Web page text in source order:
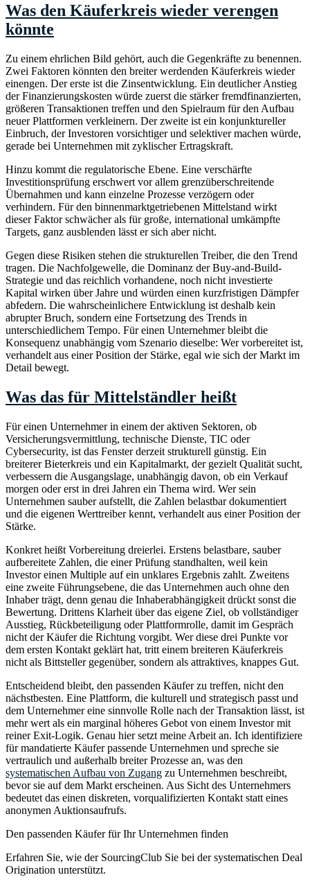
Was den Käuferkreis wieder verengen
könnte
Zu einem ehrlichen Bild gehört, auch die Gegenkräfte zu benennen.
Zwei Faktoren könnten den breiter werdenden Käuferkreis wieder
einengen. Der erste ist die Zinsentwicklung. Ein deutlicher Anstieg
der Finanzierungskosten würde zuerst die stärker fremdfinanzierten,
größeren Transaktionen treffen und den Spielraum für den Aufbau
neuer Plattformen verkleinern. Der zweite ist ein konjunktureller
Einbruch, der Investoren vorsichtiger und selektiver machen würde,
gerade bei Unternehmen mit zyklischer Ertragskraft.
Hinzu kommt die regulatorische Ebene. Eine verschärfte
Investitionsprüfung erschwert vor allem grenzüberschreitende
Übernahmen und kann einzelne Prozesse verzögern oder
verhindern. Für den binnenmarktgetriebenen Mittelstand wirkt
dieser Faktor schwächer als für große, international umkämpfte
Targets, ganz ausblenden lässt er sich aber nicht.
Gegen diese Risiken stehen die strukturellen Treiber, die den Trend
tragen. Die Nachfolgewelle, die Dominanz der Buy-and-Build-
Strategie und das reichlich vorhandene, noch nicht investierte
Kapital wirken über Jahre und würden einen kurzfristigen Dämpfer
abfedern. Die wahrscheinlichere Entwicklung ist deshalb kein
abrupter Bruch, sondern eine Fortsetzung des Trends in
unterschiedlichem Tempo. Für einen Unternehmer bleibt die
Konsequenz unabhängig vom Szenario dieselbe: Wer vorbereitet ist,
verhandelt aus einer Position der Stärke, egal wie sich der Markt im
Detail bewegt.
Was das für Mittelständler heißt
Für einen Unternehmer in einem der aktiven Sektoren, ob
Versicherungsvermittlung, technische Dienste, TIC oder
Cybersecurity, ist das Fenster derzeit strukturell günstig. Ein
breiterer Bieterkreis und ein Kapitalmarkt, der gezielt Qualität sucht,
verbessern die Ausgangslage, unabhängig davon, ob ein Verkauf
morgen oder erst in drei Jahren ein Thema wird. Wer sein
Unternehmen sauber aufstellt, die Zahlen belastbar dokumentiert
und die eigenen Werttreiber kennt, verhandelt aus einer Position der
Stärke.
Konkret heißt Vorbereitung dreierlei. Erstens belastbare, sauber
aufbereitete Zahlen, die einer Prüfung standhalten, weil kein
Investor einen Multiple auf ein unklares Ergebnis zahlt. Zweitens
eine zweite Führungsebene, die das Unternehmen auch ohne den
Inhaber trägt, denn genau die Inhaberabhängigkeit drückt sonst die
Bewertung. Drittens Klarheit über das eigene Ziel, ob vollständiger
Ausstieg, Rückbeteiligung oder Plattformrolle, damit im Gespräch
nicht der Käufer die Richtung vorgibt. Wer diese drei Punkte vor
dem ersten Kontakt geklärt hat, tritt einem breiteren Käuferkreis
nicht als Bittsteller gegenüber, sondern als attraktives, knappes Gut.
Entscheidend bleibt, den passenden Käufer zu treffen, nicht den
nächstbesten. Eine Plattform, die kulturell und strategisch passt und
dem Unternehmer eine sinnvolle Rolle nach der Transaktion lässt, ist
mehr wert als ein marginal höheres Gebot von einem Investor mit
reiner Exit-Logik. Genau hier setzt meine Arbeit an. Ich identifiziere
für mandatierte Käufer passende Unternehmen und spreche sie
vertraulich und außerhalb breiter Prozesse an, was den
systematischen Aufbau von Zugang zu Unternehmen beschreibt,
bevor sie auf dem Markt erscheinen. Aus Sicht des Unternehmers
bedeutet das einen diskreten, vorqualifizierten Kontakt statt eines
anonymen Auktionsaufrufs.
Den passenden Käufer für Ihr Unternehmen finden
Erfahren Sie, wie der SourcingClub Sie bei der systematischen Deal
Origination unterstützt.